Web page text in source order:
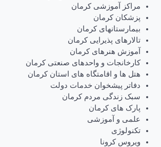
مراکز آموزشی کرمان
پزشکان کرمان
بیمارستانهای کرمان
تالارهای پذیرایی کرمان
آموزش هنرهای کرمان
کارخانجات و واحدهای صنعتی کرمان
هتل ها و اقامتگاه های استان کرمان
دفاتر پیشخوان خدمات دولت
سبک زندگی مردم کرمان
پارک های کرمان
علمی و آموزشی
تکنولوژی
ویروس کرونا